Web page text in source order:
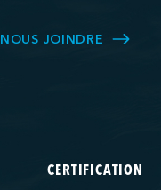
NOUS JOINDRE
CERTIFICATION